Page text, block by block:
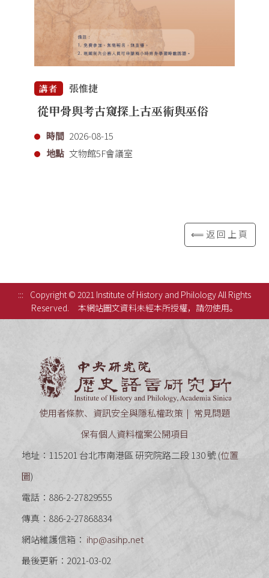
講者 張惟捷
從甲骨與考古窺探上古巫術與巫俗
時間 2026-08-15
地點 文物館5F會議室
⟸返回上頁
:::
Copyright © 2021 Institute of History and Philology All Rights
Reserved.
本網站圖文資料未經本所授權，請勿使用。
使用者條款、資訊安全與隱私權政策
常見問題
保有個人資料檔案公開項目
地址：115201 台北市南港區 研究院路二段 130 號 (位置
圖)
電話：886-2-27829555
傳真：886-2-27868834
網站維護信箱： ihp@asihp.net
最後更新：2021-03-02